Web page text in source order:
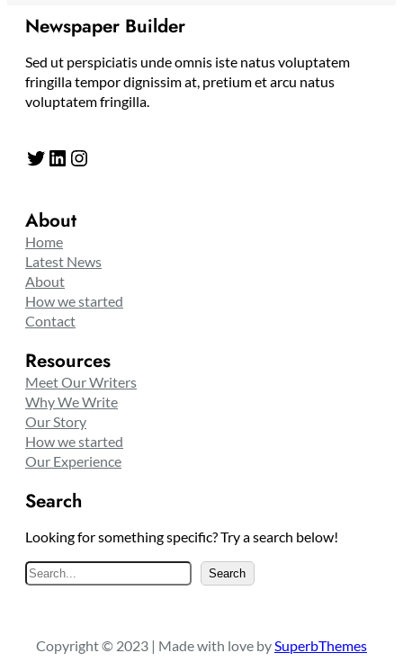
Newspaper Builder
Sed ut perspiciatis unde omnis iste natus voluptatem
fringilla tempor dignissim at, pretium et arcu natus
voluptatem fringilla.
Twitter LinkedIn Instagram
About
Home
Latest News
About
How we started
Contact
Resources
Meet Our Writers
Why We Write
Our Story
How we started
Our Experience
Search
Looking for something specific? Try a search below!
S
e
c
Search
Copyright © 2023 | Made with love by SuperbThemes